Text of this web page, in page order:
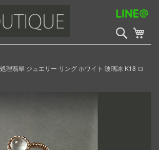
検
索
開
理翡翠 ジュエリー リング ホワイト 玻璃冰 K18 ロ